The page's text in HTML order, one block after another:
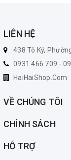
LIÊN HỆ
438 Tô Ký,
0931.466.709 -
HaiHaiShop.Com
VỀ CHÚNG TÔI
CHÍNH SÁCH
HỖ TRỢ